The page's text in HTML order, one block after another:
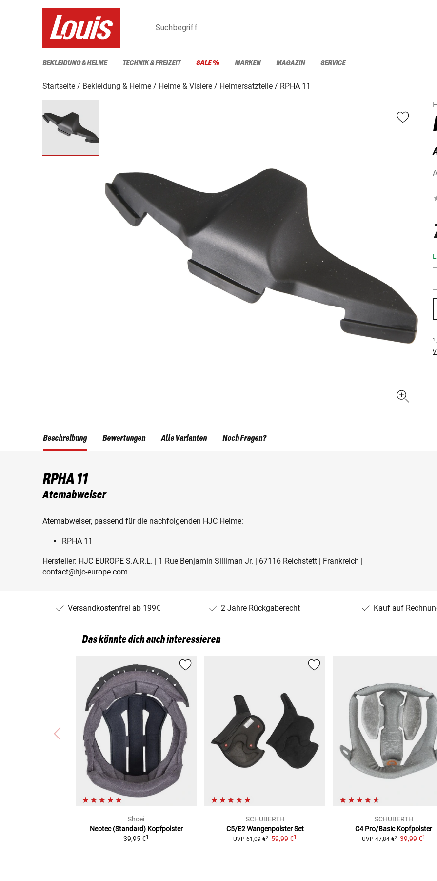
Suchbegriff
BEKLEIDUNG & HELME TECHNIK & FREIZEIT SALE % MARKEN MAGAZIN SERVICE
Startseite Bekleidung & Helme Helme & Visiere Helmersatzteile
RPHA 11
1
Beschreibung
RPHA 11
Atemabweiser
Atemabweiser, passend für die nachfolgenden HJC Helme:
RPHA 11
Hersteller: HJC EUROPE S.A.R.L. | 1 Rue Benjamin Silliman Jr. | 67116 Reichstett | Frankreich |
contact@hjc-europe.com
Bewertungen Alle Varianten Noch Fragen?
Versandkostenfrei ab 199€ 2 Jahre Rückgaberecht Kauf auf
Das könnte dich auch interessieren
Shoei
Neotec (Standard) Kopfpolster
39,95 €1
SCHUBERTH
C5/E2 Wangenpolster Set
UVP 61,09 €2 59,99 €1
SCHUBERTH
C4 Pro/Basic Kopfpolster
UVP 47,84 €2 39,99 €1